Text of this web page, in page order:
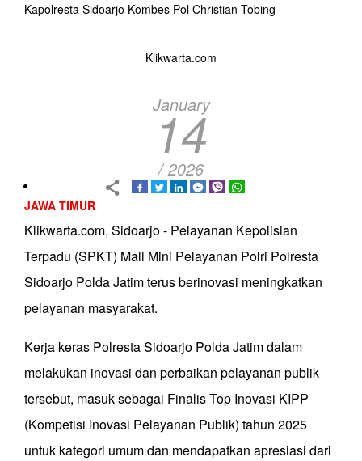
Kapolresta Sidoarjo Kombes Pol Christian Tobing
Klikwarta.com
January
14
/ 2026
JAWA TIMUR
Klikwarta.com, Sidoarjo - Pelayanan Kepolisian
Terpadu (SPKT) Mall Mini Pelayanan Polri Polresta
Sidoarjo Polda Jatim terus berinovasi meningkatkan
pelayanan masyarakat.
Kerja keras Polresta Sidoarjo Polda Jatim dalam
melakukan inovasi dan perbaikan pelayanan publik
tersebut, masuk sebagai Finalis Top Inovasi KIPP
(Kompetisi Inovasi Pelayanan Publik) tahun 2025
untuk kategori umum dan mendapatkan apresiasi dari